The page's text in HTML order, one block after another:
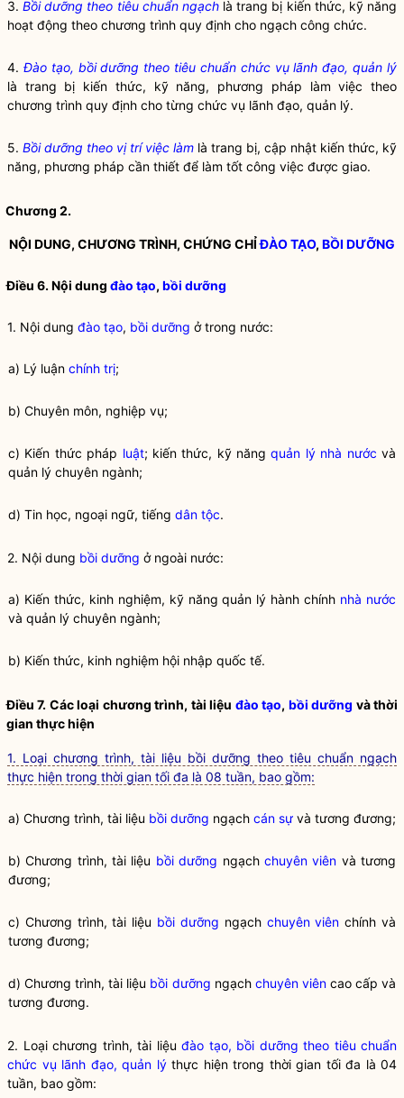
3.Bồi dưỡng theo tiêu chuẩn ngạchlà trang bị kiến thức, kỹ năng
hoạt động theo chương trình quy định cho ngạch công chức.
4. Đào tạo, bồi dưỡng theo tiêu chuẩn chức vụ lãnh đạo, quản lý
là trang bị kiến thức, kỹ năng, phương pháp làm việc theo
chương trình quy định cho từng chức vụ lãnh đạo, quản lý.
5. Bồi dưỡng theo vị trí việc làm là trang bị, cập nhật kiến thức, kỹ
năng, phương pháp cần thiết để làm tốt công việc được giao.
Chương 2.
NỘI DUNG, CHƯƠNG TRÌNH, CHỨNG CHỈĐÀO TẠO, BỒI DƯỠNG
Điều 6. Nội dung đào tạo, bồi dưỡng
1. Nội dung đào tạo, bồi dưỡng ở trong nước:
a) Lý luận chính trị;
b) Chuyên môn, nghiệp vụ;
c) Kiến thức pháp luật; kiến thức, kỹ năngquản lý nhà nước và
quản lý chuyên ngành;
d) Tin học, ngoại ngữ, tiếng dân tộc.
2. Nội dung bồi dưỡng ở ngoài nước:
a) Kiến thức, kinh nghiệm, kỹ năng quản lý hành chính nhà nước
và quản lý chuyên ngành;
b) Kiến thức, kinh nghiệm hội nhập quốc tế.
Điều 7. Các loại chương trình, tài liệu đào tạo, bồi dưỡng và thời
gian thực hiện
1. Loại chương trình, tài liệu bồi dưỡng theo tiêu chuẩn ngạch
thực hiện trong thời gian tối đa là 08 tuần, bao gồm:
a) Chương trình, tài liệu bồi dưỡng ngạch cán sự và tương đương;
b) Chương trình, tài liệu bồi dưỡng ngạch chuyên viên và tương
đương;
c) Chương trình, tài liệu bồi dưỡng ngạch chuyên viên chính và
tương đương;
d) Chương trình, tài liệu bồi dưỡng ngạch chuyên viêncao cấp và
tương đương.
2. Loại chương trình, tài liệu đào tạo, bồi dưỡng theo tiêu chuẩn
chức vụ lãnh đạo, quản lýthực hiện trong thời gian tối đa là 04
tuần, bao gồm: